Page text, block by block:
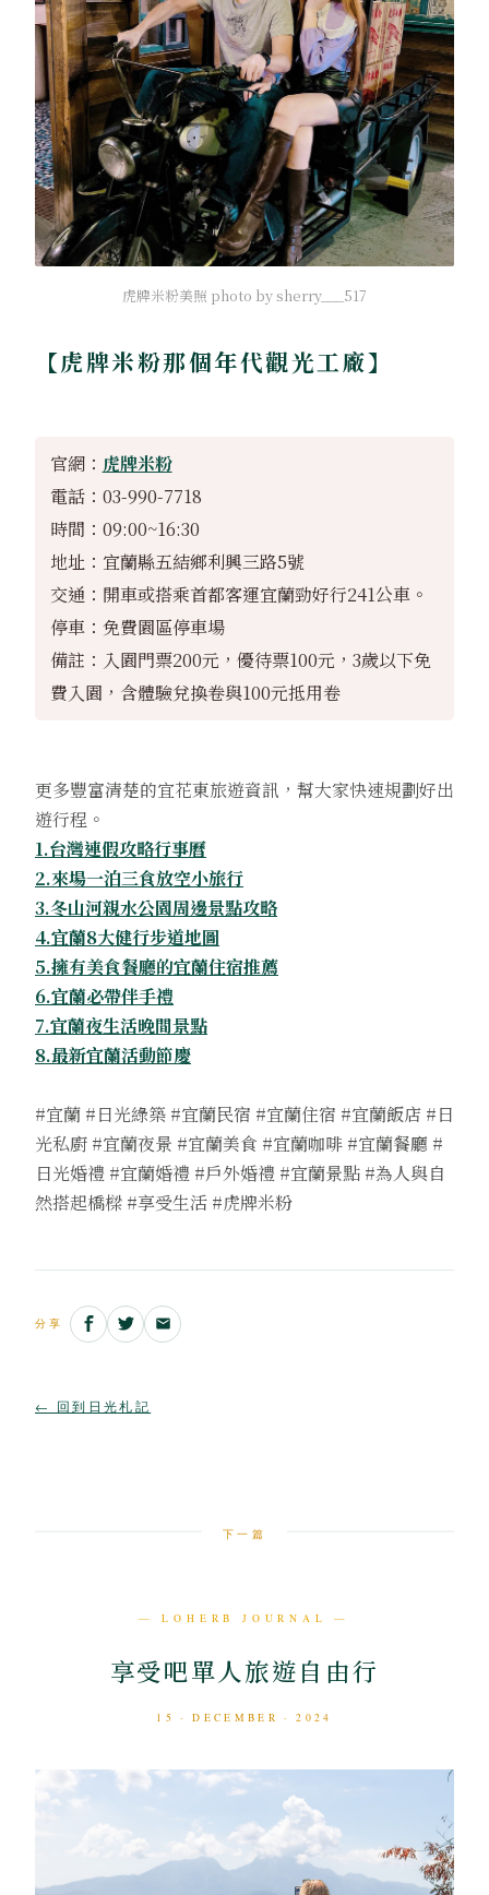
虎牌米粉美照 photo by sherry___517
【虎牌米粉那個年代觀光工廠】
官網： 虎牌米粉
電話：03-990-7718
時間：09:00~16:30
地址：宜蘭縣五結鄉利興三路5號
交通：開車或搭乘首都客運宜蘭勁好行241公車。
停車：免費園區停車場
備註：入園門票200元，優待票100元，3歲以下免
費入園，含體驗兌換卷與100元抵用卷
更多豐富清楚的宜花東旅遊資訊，幫大家快速規劃好出
遊行程。
1.台灣連假攻略行事曆
2.來場一泊三食放空小旅行
3.冬山河親水公園周邊景點攻略
4.宜蘭8大健行步道地圖
5.擁有美食餐廳的宜蘭住宿推薦
6.宜蘭必帶伴手禮
7.宜蘭夜生活晚間景點
8.最新宜蘭活動節慶
#宜蘭 #日光綠築 #宜蘭民宿 #宜蘭住宿 #宜蘭飯店 #日
光私廚 #宜蘭夜景 #宜蘭美食 #宜蘭咖啡 #宜蘭餐廳 #
日光婚禮 #宜蘭婚禮 #戶外婚禮 #宜蘭景點 #為人與自
然搭起橋樑 #享受生活 #虎牌米粉
分享
← 回到日光札記
下一篇
— LOHERB JOURNAL —
享受吧單人旅遊自由行
15 · DECEMBER · 2024